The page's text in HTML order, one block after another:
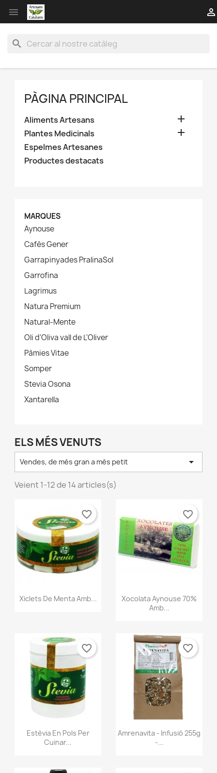
 
search
PÀGINA PRINCIPAL
Aliments Artesans 
Plantes Medicinals 
Espelmes Artesanes
Productes destacats
MARQUES
Aynouse
Cafès Gener
Garrapinyades PralinaSol
Garrofina
Lagrimus
Natura Premium
Natural-Mente
Oli d'Oliva vall de L'Oliver
Pàmies Vitae
Somper
Stevia Osona
Xantarella
ELS MÉS VENUTS
Vendes, de més gran a més petit 
Veient 1-12 de 14 articles(s)
Vista ràpida
Xiclets De Menta Amb...
favorite_border
Vista ràpida
Xocolata Aynouse 70%
Amb...
favorite_border
Vista ràpida
Estèvia En Pols Per
Cuinar...
favorite_border
Vista ràpida
Amrenavita - Infusió 255g
-...
favorite_border